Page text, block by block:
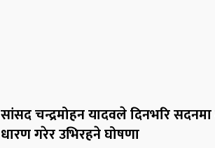
सांसद चन्द्रमोहन यादवले दिनभरि
धारण गरेर उभिरहने घोषणा